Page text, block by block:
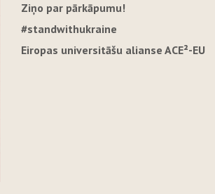
Ziņo par pārkāpumu!
#standwithukraine
Eiropas universitāšu alianse ACE²-EU